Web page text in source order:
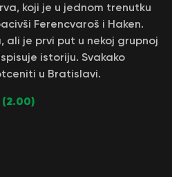
koji je u jednom trenutku
Ferencvaroš i Haken.
ali je prvi put u nekoj grupnoj
istoriju. Svakako
u Bratislavi.
(2.00)